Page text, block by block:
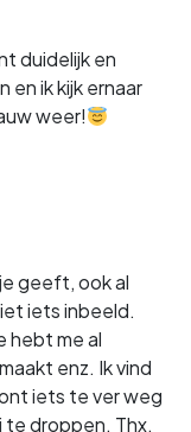
duidelijk en
en ik kijk ernaar
weer!
geeft, ook al
iets inbeeld.
hebt me al
enz. Ik vind
iets te ver weg
te droppen. Thx,